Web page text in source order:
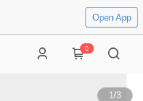
Open App
0
1/3